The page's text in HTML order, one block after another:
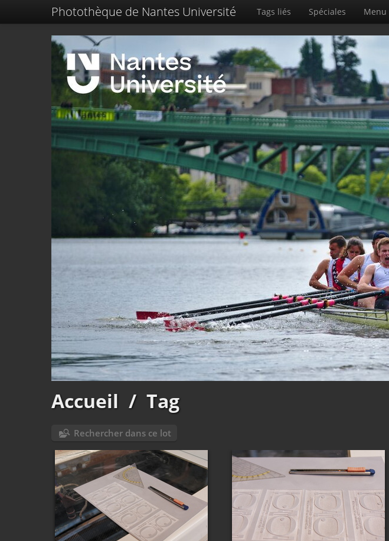
Photothèque de Nantes Université Tags liés Spéciales Menu
Accueil / Tag
Rechercher dans ce lot